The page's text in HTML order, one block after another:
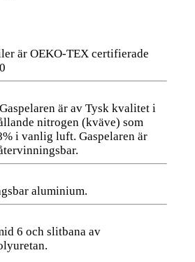
är OEKO-TEX certifierade
är av Tysk kvalitet i
nitrogen (kväve) som
i vanlig luft. Gaspelaren är
aluminium.
6 och slitbana av